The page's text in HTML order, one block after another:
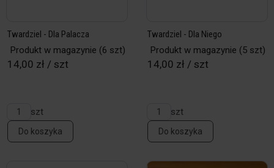
Twardziel - Dla Palacza
Produkt w magazynie (6 szt)
14,00 zł / szt
szt
Do koszyka
Twardziel - Dla Niego
Produkt w magazynie (5 szt)
14,00 zł / szt
szt
Do koszyka